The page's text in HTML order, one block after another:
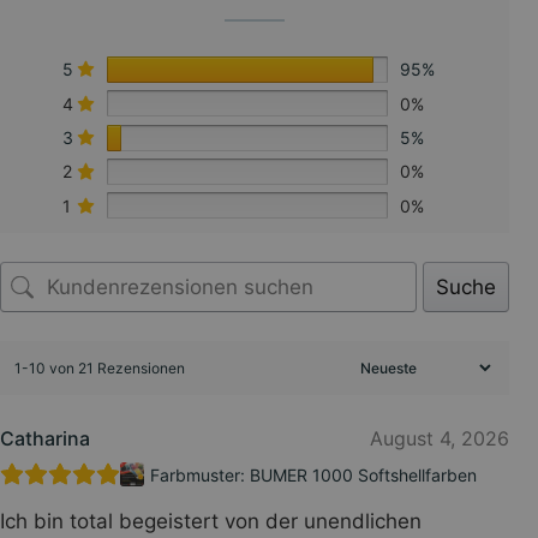
5
95%
4
0%
3
5%
2
0%
1
0%
Suche
1-10 von 21 Rezensionen
Catharina August 4, 2026
Farbmuster: BUMER 1000 Softshellfarben
Ich bin total begeistert von der unendlichen